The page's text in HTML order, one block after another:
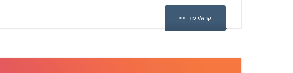
קרא/י עוד >>